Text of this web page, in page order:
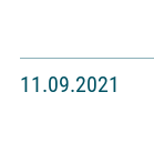
11.09.2021